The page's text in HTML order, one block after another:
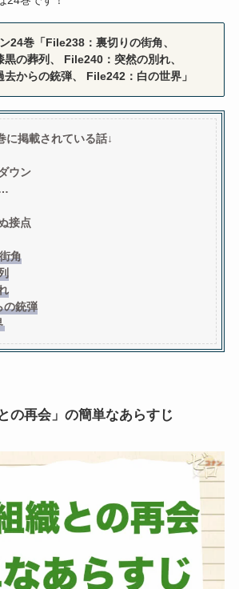
24巻「File238：裏切りの街角、
の葬列、 File240：突然の別れ、
去からの銃弾、 File242：白の世界 」
に掲載されている話↓
ウン
接点
角
の銃弾
の再会」の簡単なあらすじ